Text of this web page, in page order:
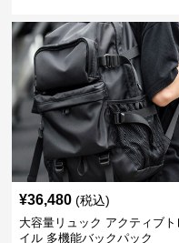
¥36,480 (税込)
大容量リュック アクティブト
イル 多機能バックパック